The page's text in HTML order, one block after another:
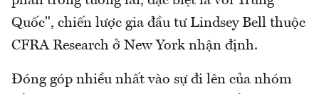
Quốc", chiến lược gia đầu tư Lindsey Bell thuộc
CFRA Research ở New York nhận định.
Đóng góp nhiều nhất vào sự đi lên của nhóm